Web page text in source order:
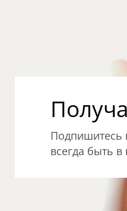
Подпишитесь
всегда быть в